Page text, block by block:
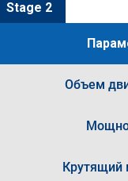
Stage 2
Объем
Крутящий